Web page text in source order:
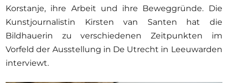
Korstanje, ihre Arbeit und ihre Beweggründe. Die
Kunstjournalistin Kirsten van Santen hat die
Bildhauerin zu verschiedenen Zeitpunkten im
Vorfeld der Ausstellung in De Utrecht in Leeuwarden
interviewt.